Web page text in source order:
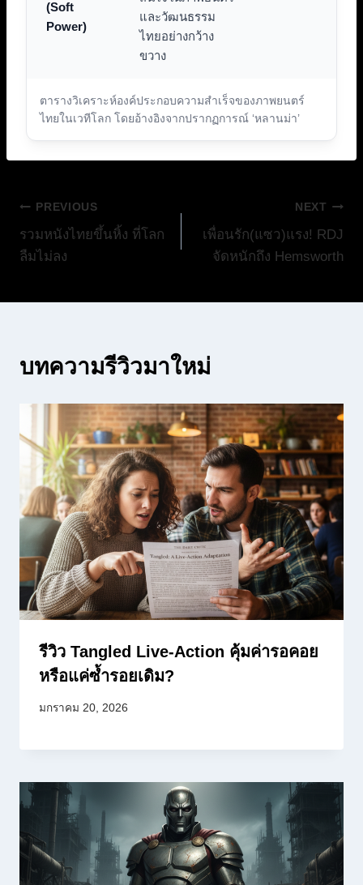
ตารางวิเคราะห์องค์ประกอบความสำเร็จของภาพยนตร์
ไทยในเวทีโลก โดยอ้างอิงจากปรากฏการณ์ ‘หลานม่า’
(Soft
Power)
และวัฒนธรรม
ไทยอย่างกว้าง
ขวาง
แนะแนว
เรื่อง
PREVIOUS
รวมหนังไทยขึ้นหิ้ง ที่โลก
ลืมไม่ลง
NEXT
เพื่อนรัก(แซว)แรง! RDJ
จัดหนักถึง Hemsworth
บทความรีวิวมาใหม่
รีวิว Tangled Live-Action คุ้มค่ารอคอย
หรือแค่ซ้ำรอยเดิม?
มกราคม 20, 2026